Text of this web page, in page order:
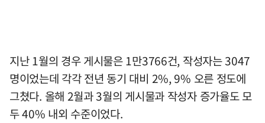
지난 1월의 경우 게시물은 1만3766건, 작성자는 3047
명이었는데 각각 전년 동기 대비 2%, 9% 오른 정도에
그쳤다. 올해 2월과 3월의 게시물과 작성자 증가율도 모
두 40% 내외 수준이었다.